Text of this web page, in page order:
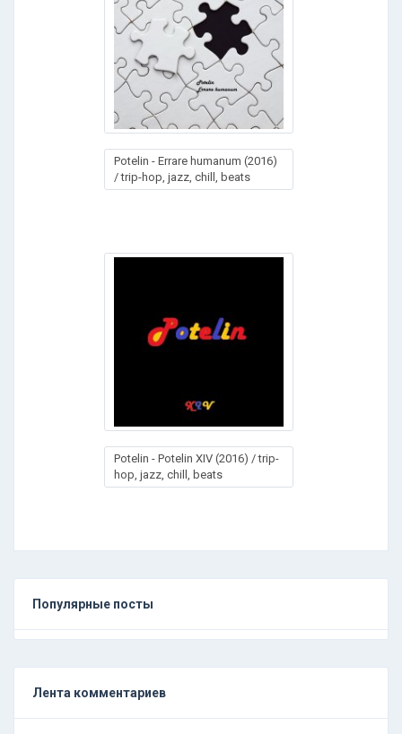
Potelin - Errare humanum (2016)
/ trip-hop, jazz, chill, beats
Potelin - Potelin XIV (2016) / trip-
hop, jazz, chill, beats
Популярные посты
Лента комментариев